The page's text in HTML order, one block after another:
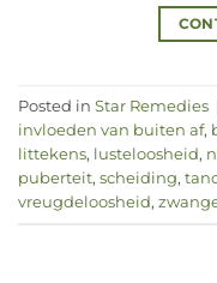
Posted in Star Remedies
invloeden van buiten af,
littekens, lusteloosheid,
puberteit, scheiding,
vreugdeloosheid,